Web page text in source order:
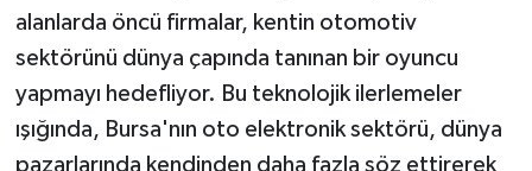
alanlarda öncü firmalar, kentin otomotiv
sektörünü dünya çapında tanınan bir oyuncu
yapmayı hedefliyor. Bu teknolojik ilerlemeler
ışığında, Bursa'nın oto elektronik sektörü, dünya
pazarlarında kendinden daha fazla söz ettirerek